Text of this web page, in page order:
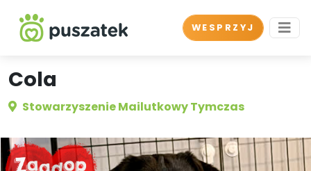
WESPRZYJ
Cola
Stowarzyszenie Mailutkowy Tymczas